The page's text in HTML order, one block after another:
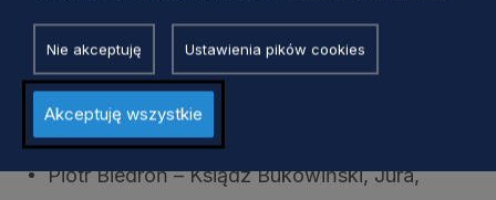
Agata Woźnicka – Natasza,
Sylwia Góra – Mama,
Krzysztof Matuszewski – Dziadek,
Piotr Biedroń – Ksiądz Bukowiński, Jura,
Nie akceptuję Ustawienia pików cookies
Akceptuję wszystkie